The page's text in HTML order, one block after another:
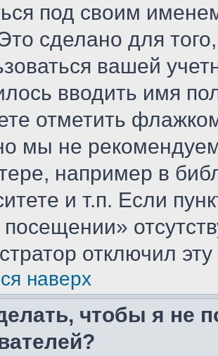
под своим
сделано для
вашей
вводить имя
отметить
мы не
например в
и т.п. Если
отключил
наверх
чтобы я не